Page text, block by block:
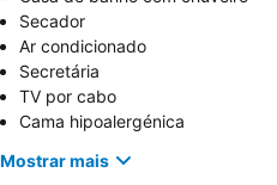
Secador
Ar condicionado
Secretária
TV por cabo
Cama hipoalergénica
Mostrar mais